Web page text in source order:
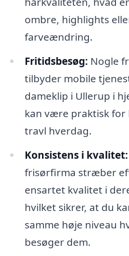
ombre, highlights
farveændring.
Fritidsbesøg: Nogle
tilbyder mobile
dameklip i Ullerup i
kan være praktisk for
travl hverdag.
Konsistens i kvalitet:
frisørfirma stræber
ensartet kvalitet i
hvilket sikrer, at du
samme høje niveau
besøger dem.